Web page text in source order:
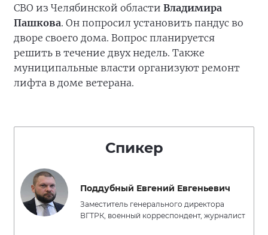
СВО из Челябинской области Владимира
Пашкова. Он попросил установить пандус во
дворе своего дома. Вопрос планируется
решить в течение двух недель. Также
муниципальные власти организуют ремонт
лифта в доме ветерана.
Спикер
Поддубный Евгений Евгеньевич
Заместитель генерального директора
ВГТРК, военный корреспондент, журналист